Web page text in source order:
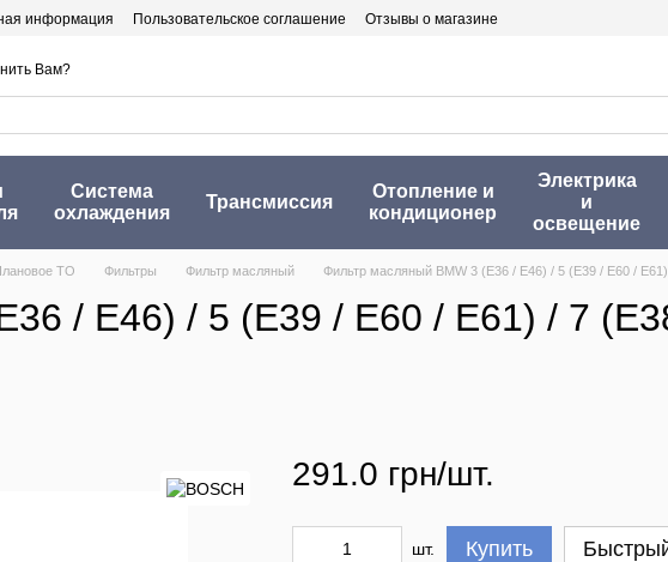
информация Пользовательское соглашение Отзывы о магазине
Вам?
Система
охлаждения
Трансмиссия
Отопление и
кондиционер
Электрика
и
освещение
ТО Фильтры Фильтр масляный Фильтр масляный BMW 3 (E36 / E46) / 5 (E39 / E60 /
/ E46) / 5 (E39 / E60 / E61) / 7
291.0 грн/шт.
шт. Купить